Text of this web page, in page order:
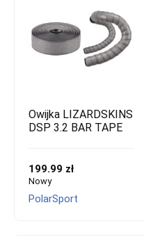
Owijka LIZARDSKINS
DSP 3.2 BAR TAPE
199.99 zł
Nowy
PolarSport